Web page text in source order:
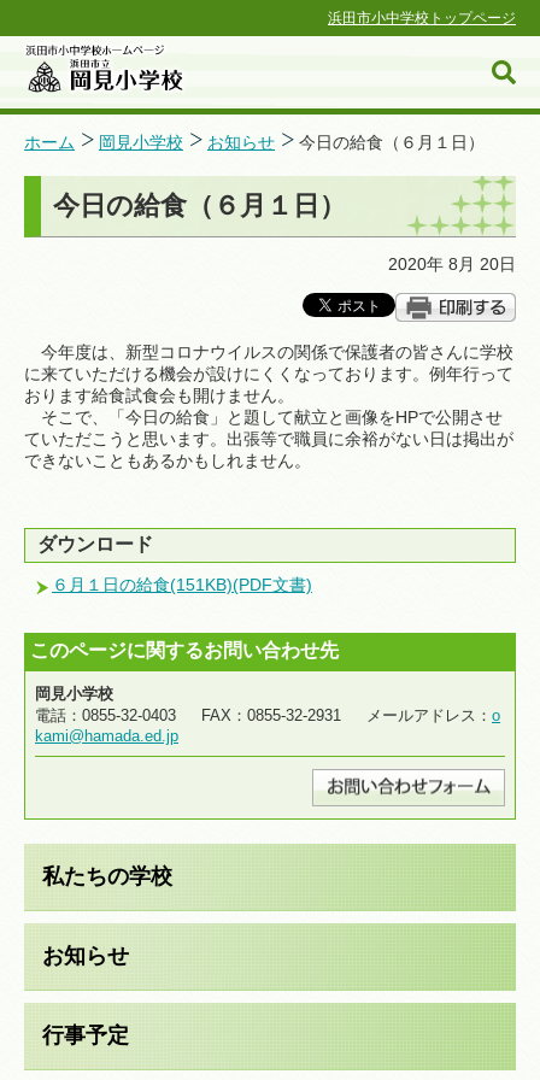
浜田市小中学校トップページ
浜田市小中学校ホームページ
ホーム 岡見小学校 お知らせ 今日の給食（６月１日）
今日の給食（６月１日）
2020年 8月 20日
今年度は、新型コロナウイルスの関係で保護者の皆さんに学校
に来ていただける機会が設けにくくなっております。例年行って
おります給食試食会も開けません。
そこで、「今日の給食」と題して献立と画像をHPで公開させ
ていただこうと思います。出張等で職員に余裕がない日は掲出が
できないこともあるかもしれません。
ダウンロード
６月１日の給食(151KB)(PDF文書)
このページに関するお問い合わせ先
岡見小学校
電話：0855-32-0403 FAX：0855-32-2931 メールアドレス： o
kami@hamada.ed.jp
私たちの学校
お知らせ
行事予定